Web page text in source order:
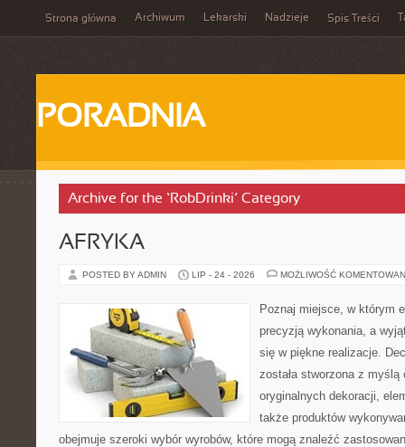
Strona główna Archiwum Lekarski Nadzieje Spis Treści
PORADNIA
Archive for the ‘RobDrinki’ Category
AFRYKA
POSTED BY ADMIN LIP - 24 - 2026 MOŻLIWOŚĆ
Poznaj miejsce, w którym
precyzją wykonania, a
się w piękne realizacje.
została stworzona z
oryginalnych dekoracji,
także produktów
obejmuje szeroki wybór wyrobów, które mogą znaleźć